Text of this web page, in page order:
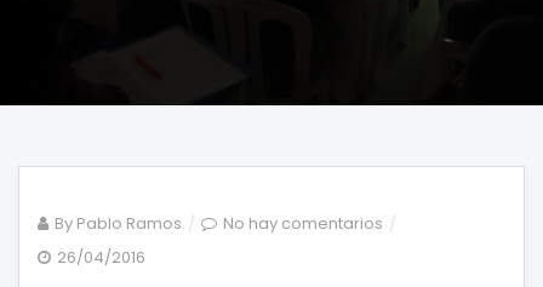
By Pablo Ramos No hay comentarios en
26/04/2016